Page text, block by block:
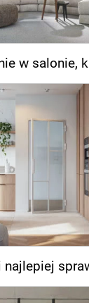
w salonie,